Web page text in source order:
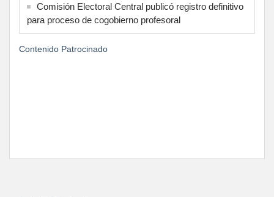
Comisión Electoral Central publicó registro definitivo
para proceso de cogobierno profesoral
Contenido Patrocinado